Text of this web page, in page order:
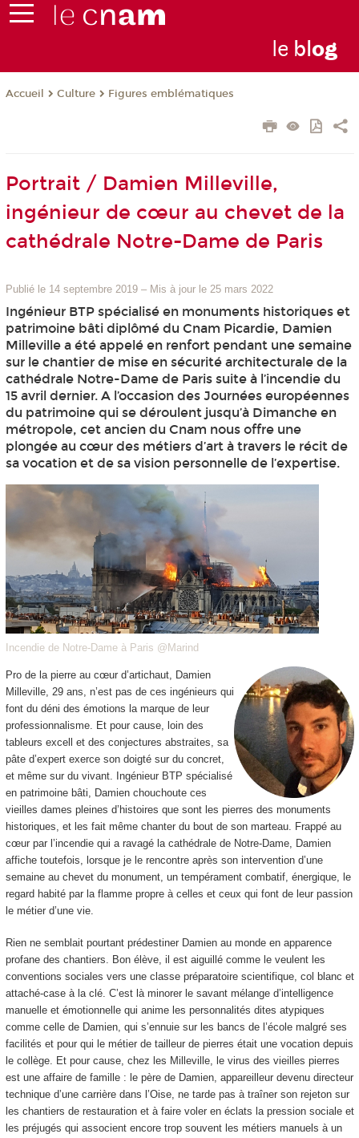
le blog
Accueil Culture Figures emblématiques
Portrait / Damien Milleville,
ingénieur de cœur au chevet de la
cathédrale Notre-Dame de Paris
Publié le 14 septembre 2019 – Mis à jour le 25 mars 2022
Ingénieur BTP spécialisé en monuments historiques et
patrimoine bâti diplômé du Cnam Picardie, Damien
Milleville a été appelé en renfort pendant une semaine
sur le chantier de mise en sécurité architecturale de la
cathédrale Notre-Dame de Paris suite à l’incendie du
15 avril dernier. A l’occasion des Journées européennes
du patrimoine qui se déroulent jusqu’à Dimanche en
métropole, cet ancien du Cnam nous offre une
plongée au cœur des métiers d’art à travers le récit de
sa vocation et de sa vision personnelle de l’expertise.
Incendie de Notre-Dame à Paris @Marind
Pro de la pierre au cœur d’artichaut, Damien
Milleville, 29 ans, n’est pas de ces ingénieurs qui
font du déni des émotions la marque de leur
professionnalisme. Et pour cause, loin des
tableurs excell et des conjectures abstraites, sa
pâte d’expert exerce son doigté sur du concret,
et même sur du vivant. Ingénieur BTP spécialisé
en patrimoine bâti, Damien chouchoute ces
vieilles dames pleines d’histoires que sont les pierres des monuments
historiques, et les fait même chanter du bout de son marteau. Frappé au
cœur par l’incendie qui a ravagé la cathédrale de Notre-Dame, Damien
affiche toutefois, lorsque je le rencontre après son intervention d’une
semaine au chevet du monument, un tempérament combatif, énergique, le
regard habité par la flamme propre à celles et ceux qui font de leur passion
le métier d’une vie.
Rien ne semblait pourtant prédestiner Damien au monde en apparence
profane des chantiers. Bon élève, il est aiguillé comme le veulent les
conventions sociales vers une classe préparatoire scientifique, col blanc et
attaché-case à la clé. C’est là minorer le savant mélange d’intelligence
manuelle et émotionnelle qui anime les personnalités dites atypiques
comme celle de Damien, qui s’ennuie sur les bancs de l’école malgré ses
facilités et pour qui le métier de tailleur de pierres était une vocation depuis
le collège. Et pour cause, chez les Milleville, le virus des vieilles pierres
est une affaire de famille : le père de Damien, appareilleur devenu directeur
technique d’une carrière dans l’Oise, ne tarde pas à traîner son rejeton sur
les chantiers de restauration et à faire voler en éclats la pression sociale et
les préjugés qui associent encore trop souvent les métiers manuels à un